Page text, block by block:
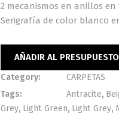
2 mecanismos en anillos en
Serigrafía de color blanco
AÑADIR AL PRESUPUESTO
Category:
CARPETAS
Tags:
Antracite,
Grey, Light Green, Light Grey,